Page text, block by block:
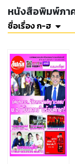
หนังสือพิมพ์ภา
ชื่อเรื่อง ก-ฮ